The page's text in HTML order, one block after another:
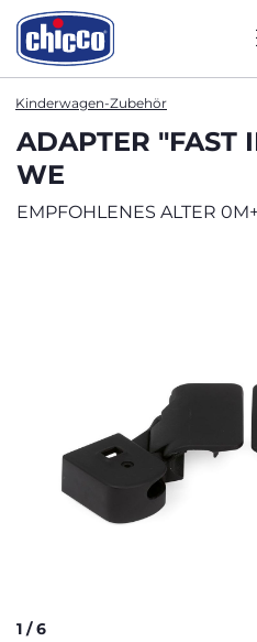
Kinderwagen-Zubehör
ADAPTER "FAST
WE
EMPFOHLENES ALTER 0M+
1 /6